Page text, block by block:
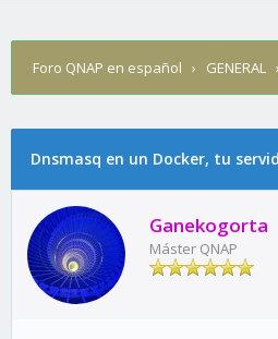
Foro QNAP en español › GENERAL
Dnsmasq en un Docker, tu
Ganekogorta
Máster QNAP